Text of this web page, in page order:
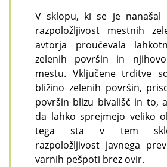
V sklopu, ki se je nanašal
razpoložljivost mestnih
avtorja proučevala
zelenih površin in
mestu. Vključene trditve
bližino zelenih površin,
površin blizu bivališč in to,
da lahko sprejmejo veliko
tega sta v tem
razpoložljivost javnega
varnih pešpoti brez ovir.